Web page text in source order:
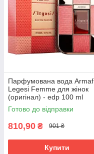
Парфумована вода Armaf
Legesi Femme для жінок
(оригінал) - edp 100 ml
Готово до відправки
810,90 ₴ 901 ₴
Купити